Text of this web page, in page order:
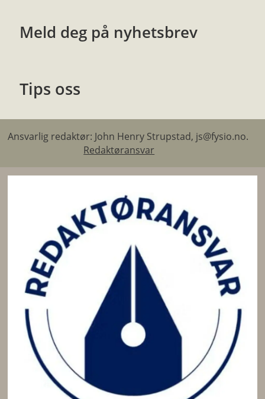
Meld deg på nyhetsbrev
Tips oss
Ansvarlig redaktør: John Henry Strupstad, js@fysio.no.
Redaktøransvar